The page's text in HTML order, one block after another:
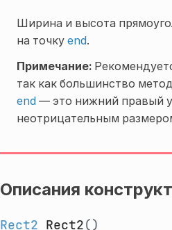
Ширина и высота
на точку end.
Примечание:
так как большинство
end— это нижний правый
неотрицательным
Описания
Rect2 Rect2()